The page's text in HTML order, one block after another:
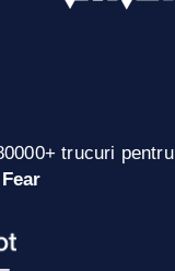
trucuri pentru